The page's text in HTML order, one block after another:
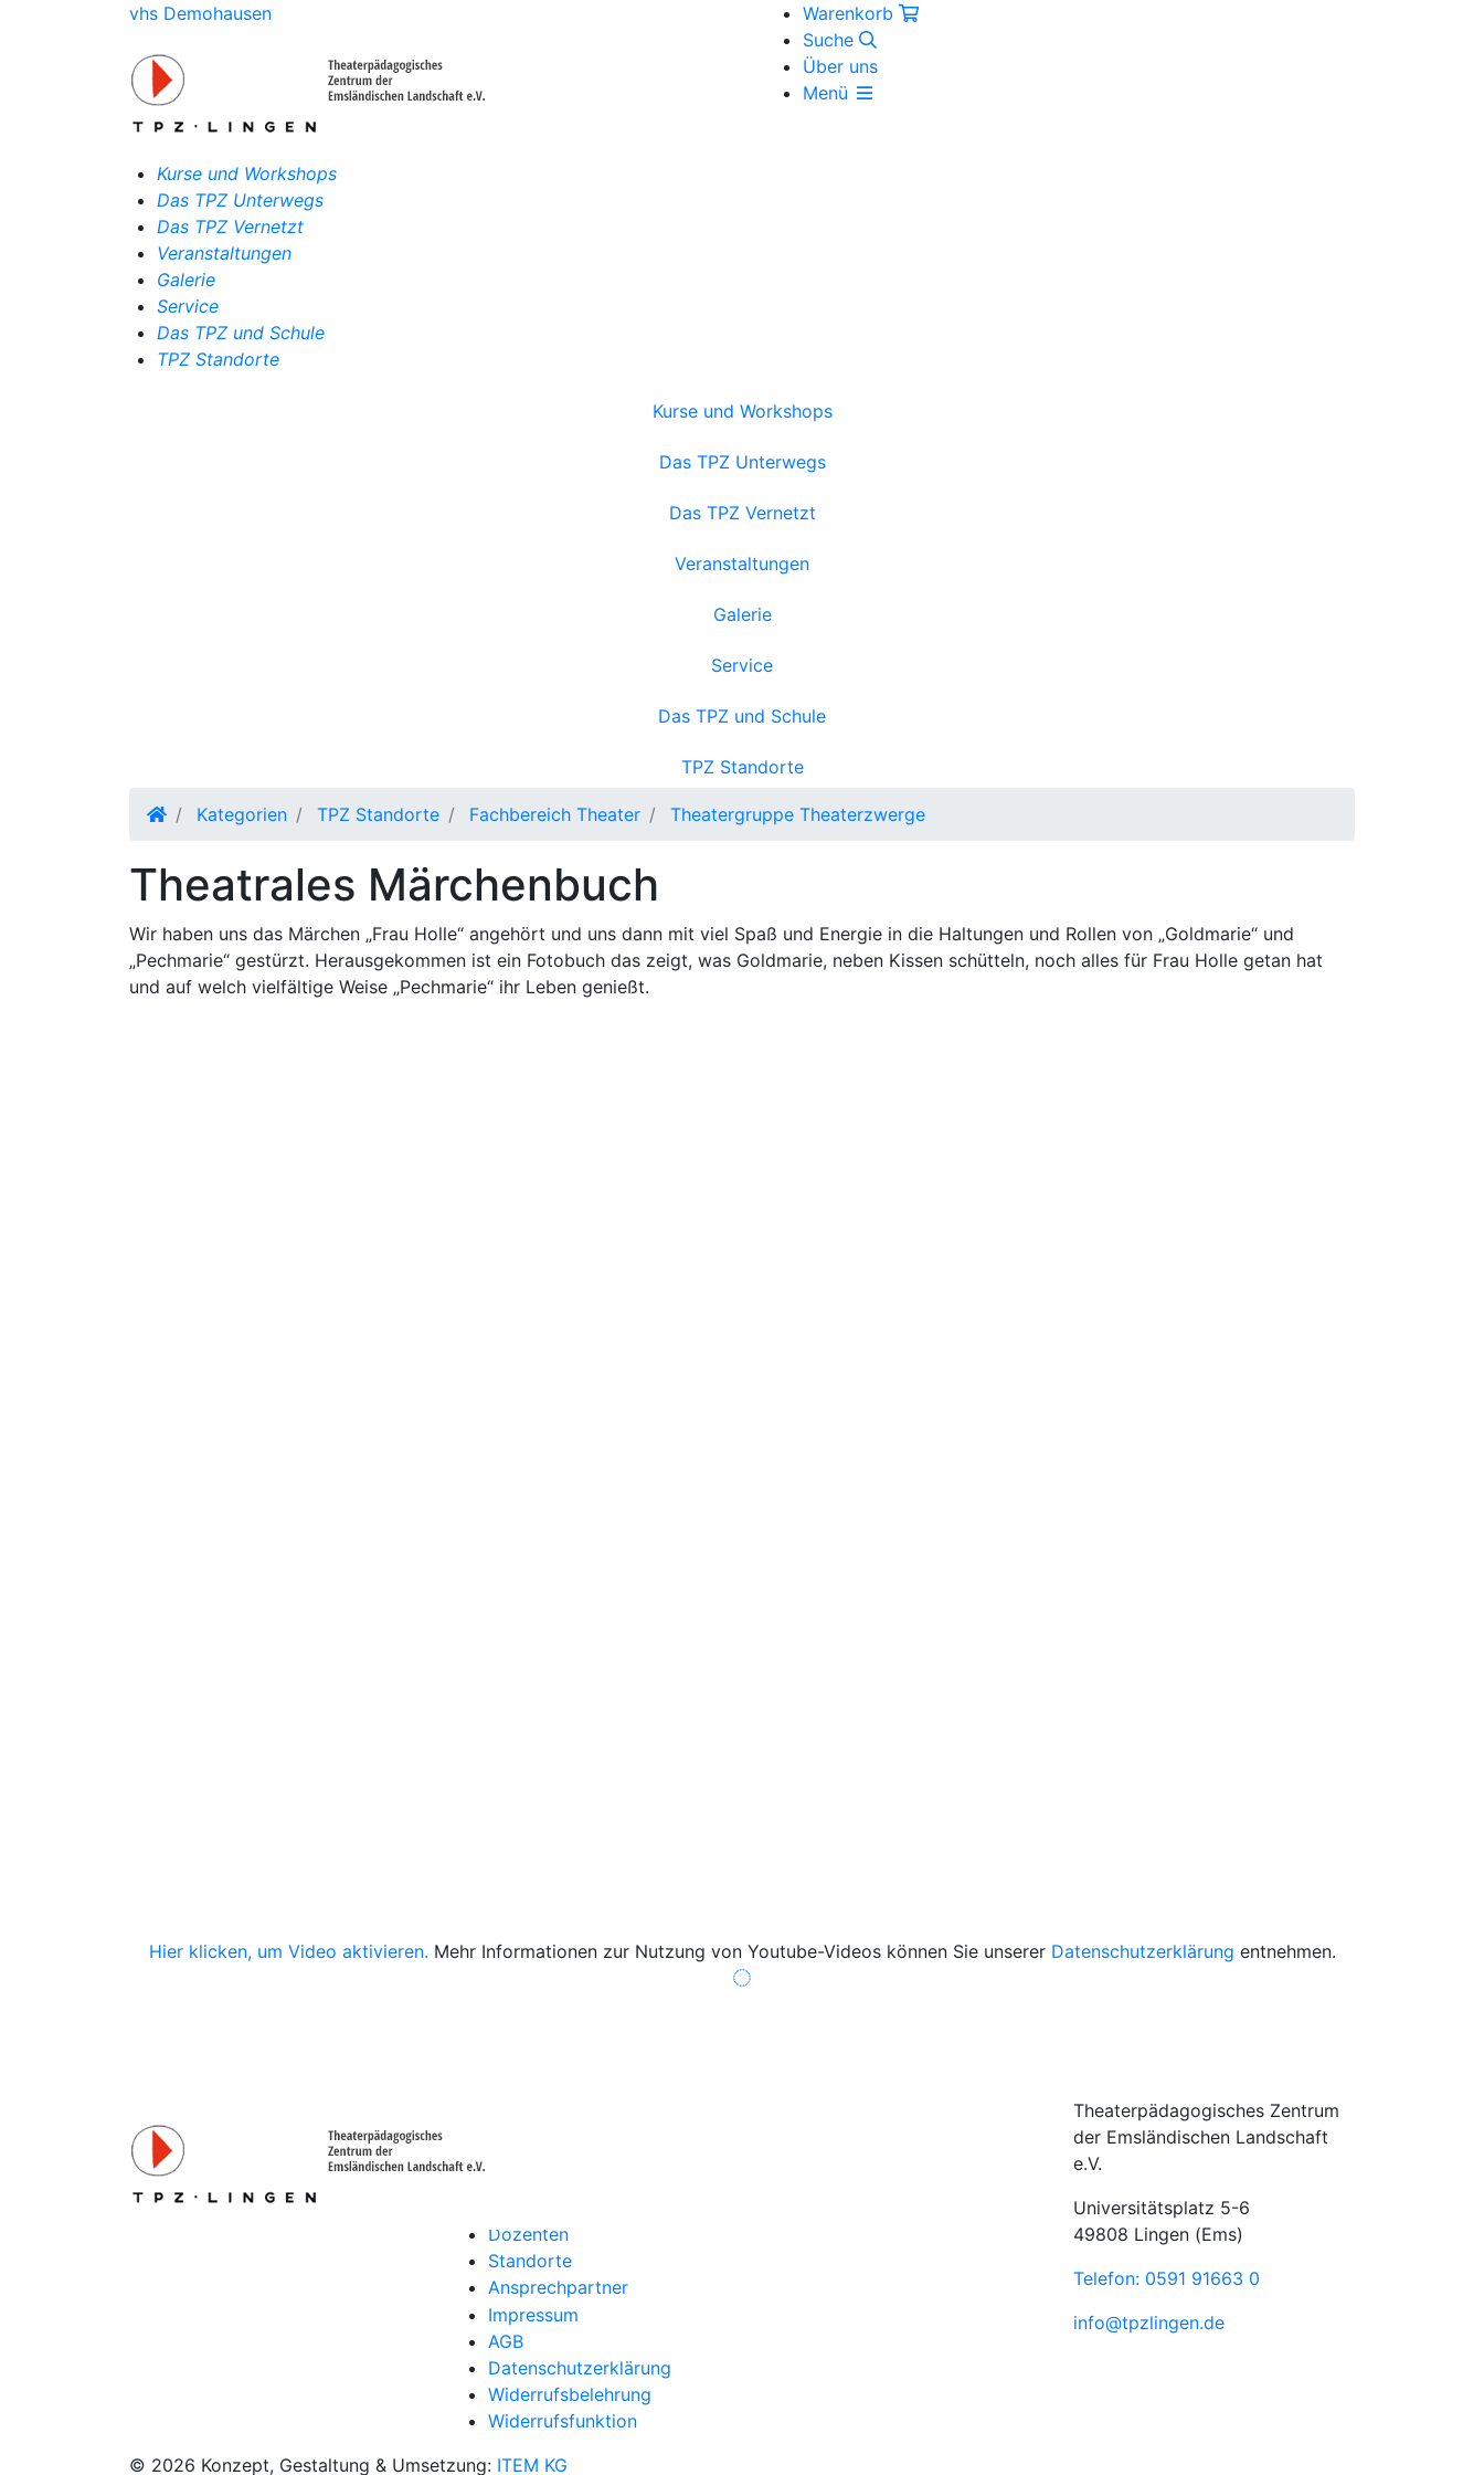
vhs Demohausen
Warenkorb
Suche
Über uns
Menü
Kurse und Workshops
Das TPZ Unterwegs
Das TPZ Vernetzt
Veranstaltungen
Galerie
Service
Das TPZ und Schule
TPZ Standorte
Kurse und Workshops
Das TPZ Unterwegs
Das TPZ Vernetzt
Veranstaltungen
Galerie
Service
Das TPZ und Schule
TPZ Standorte
Kategorien TPZ Standorte Fachbereich Theater Theatergruppe Theaterzwerge
Theatrales Märchenbuch
Wir haben uns das Märchen „Frau Holle“ angehört und uns dann mit viel Spaß und Energie in die Haltungen und Rollen von „Goldmarie“ und
„Pechmarie“ gestürzt. Herausgekommen ist ein Fotobuch das zeigt, was Goldmarie, neben Kissen schütteln, noch alles für Frau Holle getan hat
und auf welch vielfältige Weise „Pechmarie“ ihr Leben genießt.
Hier klicken, um Video aktivieren. Mehr Informationen zur Nutzung von Youtube-Videos können Sie unserer Datenschutzerklärung entnehmen.
Dozenten
Standorte
Ansprechpartner
Impressum
AGB
Datenschutzerklärung
Widerrufsbelehrung
Widerrufsfunktion
Theaterpädagogisches Zentrum
der Emsländischen Landschaft
e.V.
Universitätsplatz 5-6
49808 Lingen (Ems)
Telefon: 0591 91663 0
info@tpzlingen.de
© 2026 Konzept, Gestaltung & Umsetzung: ITEM KG